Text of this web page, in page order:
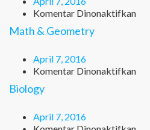
Komentar Dinonaktifkanpada
Math & Geometry
April 7, 2016
Komentar Dinonaktifkanpada
Biology
April 7, 2016